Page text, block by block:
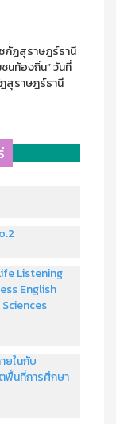
ภัฏสุราษฎร์ธานี
นท้องถิ่น” วันที่
สุราษฎร์ธานี
Listening
English
ยในกับ
พื้นที่การศึกษา